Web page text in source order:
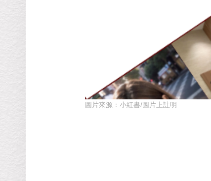
圖片來源：小紅書/圖片上註明